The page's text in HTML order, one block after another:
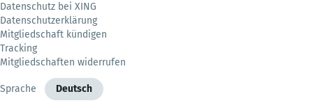
Datenschutz bei XING
Datenschutzerklärung
Mitgliedschaft kündigen
Tracking
Mitgliedschaften widerrufen
Sprache Deutsch